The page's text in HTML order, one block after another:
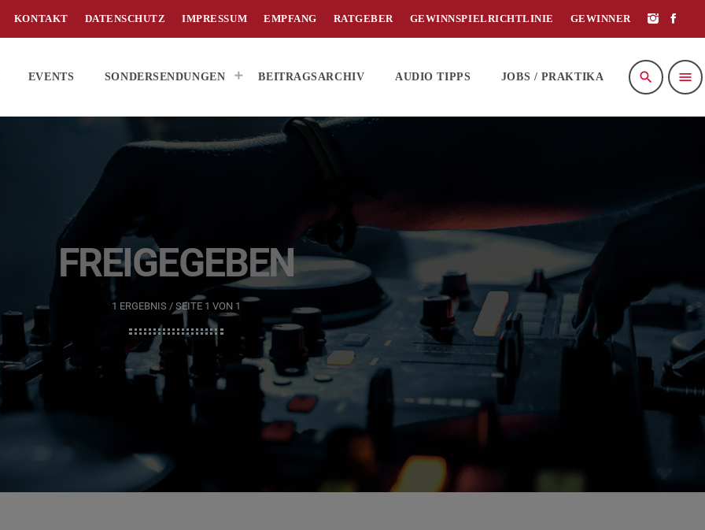
KONTAKT DATENSCHUTZ IMPRESSUM EMPFANG RATGEBER GEWINNSPIELRICHTLINIE GEWINNER
EVENTS SONDERSENDUNGEN BEITRAGSARCHIV AUDIO TIPPS JOBS / PRAKTIKA search menu
FREIGEGEBEN
1 ERGEBNIS / SEITE 1 VON 1